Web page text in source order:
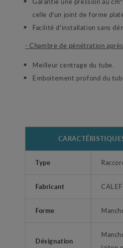
celle d'un joint de forme
Facilité d'installation sans
- Chambre de pénétration
Meilleur centrage du tube.
Emboitement profond du
Type
Fabricant
Forme
Désignation